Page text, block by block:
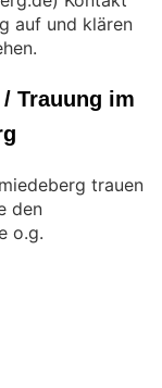
auf und klären
Trauung im
trauen
den
o.g.